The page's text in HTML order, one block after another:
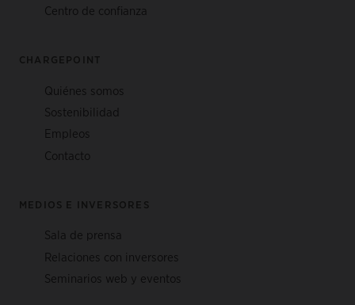
Centro de confianza
CHARGEPOINT
Quiénes somos
Sostenibilidad
Empleos
Contacto
MEDIOS E INVERSORES
Sala de prensa
Relaciones con inversores
Seminarios web y eventos